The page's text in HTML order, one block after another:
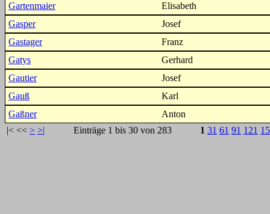
Gartenmaier
Elisabeth
Gasper
Josef
Gastager
Franz
Gatys
Gerhard
Gautier
Josef
Gauß
Karl
Gaßner
Anton
|< << > >| Einträge 1 bis 30 von 283 1 31 61 91 121